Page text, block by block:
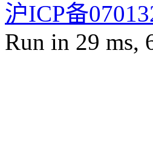
沪ICP备
Run in 29 ms,